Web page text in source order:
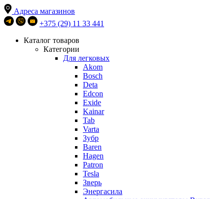
Адреса магазинов
+375 (29) 11 33 441
Каталог товаров
Категории
Для легковых
Akom
Bosch
Deta
Edcon
Exide
Kainar
Tab
Varta
Зубр
Baren
Hagen
Patron
Tesla
Зверь
Энергасила